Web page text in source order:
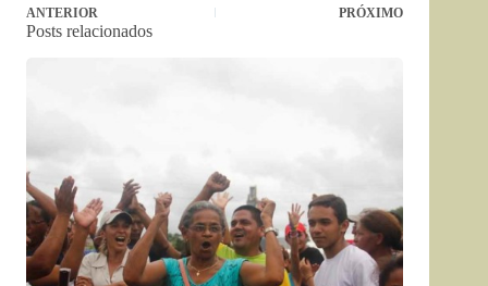
ANTERIOR PRÓXIMO
Posts relacionados